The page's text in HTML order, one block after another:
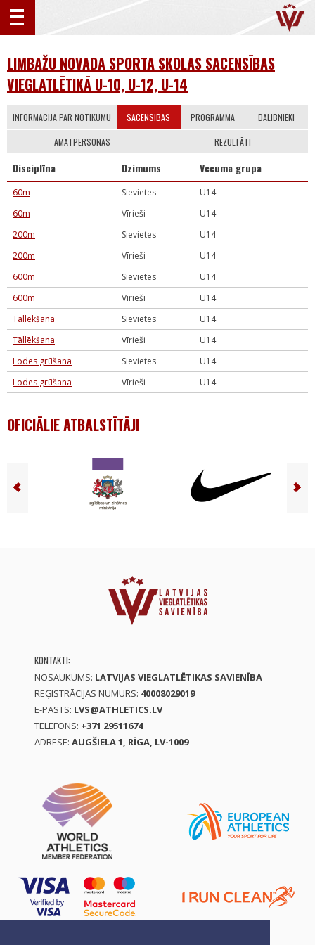
LIMBAŽU NOVADA SPORTA SKOLAS SACENSĪBAS
VIEGLATLĒTIKĀ U-10, U-12, U-14
INFORMĀCIJA PAR NOTIKUMU SACENSĪBAS PROGRAMMA DALĪBNIEKI
AMATPERSONAS REZULTĀTI
Disciplīna Dzimums Vecuma grupa
60m Sievietes
U14
60m
Vīrieši
U14
200m
Sievietes
U14
200m
Vīrieši
U14
600m
Sievietes
U14
600m
Vīrieši
U14
Tāllēkšana
Sievietes
U14
Tāllēkšana
Vīrieši
U14
Lodes grūšana
Sievietes
U14
Lodes grūšana
Vīrieši U14
OFICIĀLIE ATBALSTĪTĀJI
KONTAKTI:
NOSAUKUMS: LATVIJAS VIEGLATLĒTIKAS SAVIENĪBA
REĢISTRĀCIJAS NUMURS: 40008029019
E-PASTS: LVS@ATHLETICS.LV
TELEFONS: +371 29511674
ADRESE: AUGŠIELA 1, RĪGA, LV-1009